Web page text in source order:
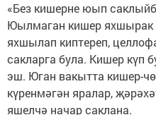
«Без кишерне юып
Юылмаган кишер яхшырак
яхшылап киптереп,
сакларга була. Кишер күп
эш. Юган вакытта кишер-
күренмәгән яралар,
яшелчә начар саклана.